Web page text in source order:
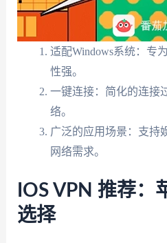
适配Windows系统：专
性强。
一键连接：简化的连接
络。
广泛的应用场景：支持
网络需求。
IOS VPN 推荐：
选择